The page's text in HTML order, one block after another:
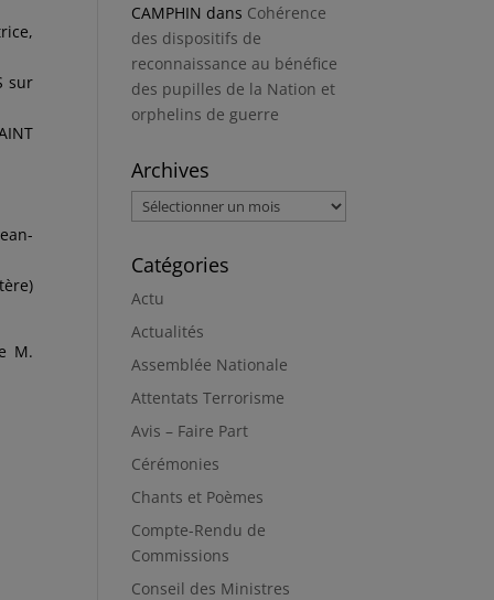
sur
M.
CAMPHIN dans Cohérence
des dispositifs de
reconnaissance au bénéfice
des pupilles de la Nation et
orphelins de guerre
Archives
Archives
Catégories
Actu
Actualités
Assemblée Nationale
Attentats Terrorisme
Avis – Faire Part
Cérémonies
Chants et Poèmes
Compte-Rendu de
Commissions
Conseil des Ministres